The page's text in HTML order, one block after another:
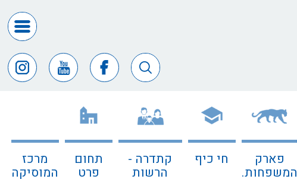
חופש
המידע
העיר
דבר
פארק
המשפחות.
חי כיף קתדרה -
הרשות
תחום
פרט
מרכז
המוסיקה